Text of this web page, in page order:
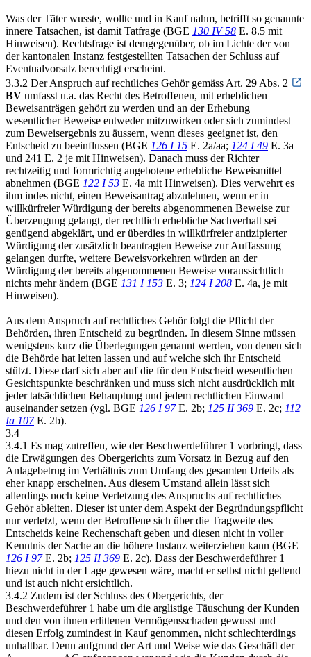
Was der Täter wusste, wollte und in Kauf nahm, betrifft so genannte
innere Tatsachen, ist damit Tatfrage (BGE 130 IV 58 E. 8.5 mit
Hinweisen). Rechtsfrage ist demgegenüber, ob im Lichte der von
der kantonalen Instanz festgestellten Tatsachen der Schluss auf
Eventualvorsatz berechtigt erscheint.
3.3.2 Der Anspruch auf rechtliches Gehör gemäss Art. 29 Abs. 2
BV umfasst u.a. das Recht des Betroffenen, mit erheblichen
Beweisanträgen gehört zu werden und an der Erhebung
wesentlicher Beweise entweder mitzuwirken oder sich zumindest
zum Beweisergebnis zu äussern, wenn dieses geeignet ist, den
Entscheid zu beeinflussen (BGE 126 I 15 E. 2a/aa; 124 I 49 E. 3a
und 241 E. 2 je mit Hinweisen). Danach muss der Richter
rechtzeitig und formrichtig angebotene erhebliche Beweismittel
abnehmen (BGE 122 I 53 E. 4a mit Hinweisen). Dies verwehrt es
ihm indes nicht, einen Beweisantrag abzulehnen, wenn er in
willkürfreier Würdigung der bereits abgenommenen Beweise zur
Überzeugung gelangt, der rechtlich erhebliche Sachverhalt sei
genügend abgeklärt, und er überdies in willkürfreier antizipierter
Würdigung der zusätzlich beantragten Beweise zur Auffassung
gelangen durfte, weitere Beweisvorkehren würden an der
Würdigung der bereits abgenommenen Beweise voraussichtlich
nichts mehr ändern (BGE 131 I 153 E. 3; 124 I 208 E. 4a, je mit
Hinweisen).
Aus dem Anspruch auf rechtliches Gehör folgt die Pflicht der
Behörden, ihren Entscheid zu begründen. In diesem Sinne müssen
wenigstens kurz die Überlegungen genannt werden, von denen sich
die Behörde hat leiten lassen und auf welche sich ihr Entscheid
stützt. Diese darf sich aber auf die für den Entscheid wesentlichen
Gesichtspunkte beschränken und muss sich nicht ausdrücklich mit
jeder tatsächlichen Behauptung und jedem rechtlichen Einwand
auseinander setzen (vgl. BGE 126 I 97E. 2b; 125 II 369 E. 2c; 112
Ia 107E. 2b).
3.4
3.4.1 Es mag zutreffen, wie der Beschwerdeführer 1 vorbringt, dass
die Erwägungen des Obergerichts zum Vorsatz in Bezug auf den
Anlagebetrug im Verhältnis zum Umfang des gesamten Urteils als
eher knapp erscheinen. Aus diesem Umstand allein lässt sich
allerdings noch keine Verletzung des Anspruchs auf rechtliches
Gehör ableiten. Dieser ist unter dem Aspekt der Begründungspflicht
nur verletzt, wenn der Betroffene sich über die Tragweite des
Entscheids keine Rechenschaft geben und diesen nicht in voller
Kenntnis der Sache an die höhere Instanz weiterziehen kann (BGE
126 I 97E. 2b; 125 II 369 E. 2c). Dass der Beschwerdeführer 1
hiezu nicht in der Lage gewesen wäre, macht er selbst nicht geltend
und ist auch nicht ersichtlich.
3.4.2 Zudem ist der Schluss des Obergerichts, der
Beschwerdeführer 1 habe um die arglistige Täuschung der Kunden
und den von ihnen erlittenen Vermögensschaden gewusst und
diesen Erfolg zumindest in Kauf genommen, nicht schlechterdings
unhaltbar. Denn aufgrund der Art und Weise wie das Geschäft der